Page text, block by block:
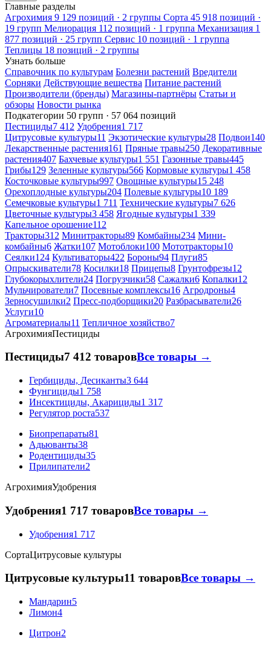
Главные разделы
Агрохимия 9 129 позиций · 2 группы Сорта 45 918 позиций ·
19 групп Мелиорация 112 позиций · 1 группа Механизация 1
877 позиций · 25 групп Сервис 10 позиций · 1 группа
Теплицы 18 позиций · 2 группы
Узнать больше
Справочник по культурам Болезни растений Вредители
Сорняки Действующие вещества Питание растений
Производители (бренды) Магазины-партнёры Статьи и
обзоры Новости рынка
Подкатегории 50 групп · 57 064 позиций
Пестициды7 412 Удобрения1 717
Цитрусовые культуры11 Экзотические культуры28 Подвои140
Лекарственные растения161 Пряные травы250 Декоративные
растения407 Бахчевые культуры1 551 Газонные травы445
Грибы129 Зеленные культуры566 Кормовые культуры1 458
Косточковые культуры997 Овощные культуры15 248
Орехоплодные культуры204 Полевые культуры10 189
Семечковые культуры1 711 Технические культуры7 626
Цветочные культуры3 458 Ягодные культуры1 339
Капельное орошение112
Тракторы312 Минитракторы89 Комбайны234 Мини-
комбайны6 Жатки107 Мотоблоки100 Мототракторы10
Сеялки124 Культиваторы422 Бороны94 Плуги85
Опрыскиватели78 Косилки18 Прицепы8 Грунтофрезы12
Глубокорыхлители24 Погрузчики58 Сажалки6 Копалки12
Мульчирователи7 Посевные комплексы16 Агродроны4
Зерносушилки2 Пресс-подборщики20 Разбрасыватели26
Услуги10
Агроматериалы11 Тепличное хозяйство7
АгрохимияПестициды
Пестициды7 412 товаровВсе товары →
Гербициды, Десиканты3 644
Фунгициды1 758
Инсектициды, Акарициды1 317
Регулятор роста537
Биопрепараты81
Адьюванты38
Родентициды35
Прилипатели2
АгрохимияУдобрения
Удобрения1 717 товаровВсе товары →
Удобрения1 717
СортаЦитрусовые культуры
Цитрусовые культуры11 товаровВсе товары →
Мандарин5
Лимон4
Цитрон2